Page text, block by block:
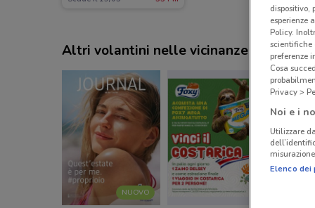
Altri volantini nelle vicinanze
NUOVO
dispositivo,
esperienze
Policy.
scientifiche
preferenze
Cosa
Privacy >
Noi e i
Utilizzare
Elenco dei